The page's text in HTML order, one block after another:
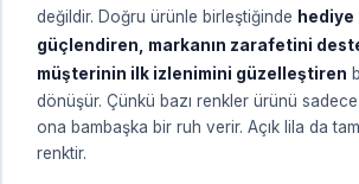
değildir. Doğru ürünle birleştiğinde hediye
güçlendiren, markanın zarafetini
müşterinin ilk izlenimini güzelleştiren
dönüşür. Çünkü bazı renkler ürünü
ona bambaşka bir ruh verir. Açık lila da
renktir.